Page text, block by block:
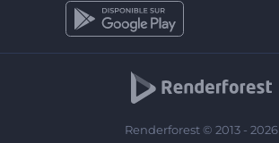
Renderforest © 2013 - 2026